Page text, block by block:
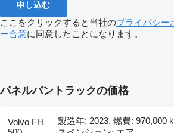
申し込む
ここをクリックすると当社のプライバシー
ー合意に同意したことになります。
パネルバントラックの価格
Volvo FH
製造年: 2023, 燃費: 970,000